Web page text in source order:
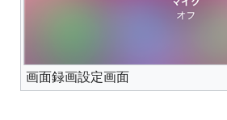
画面録画設定画面